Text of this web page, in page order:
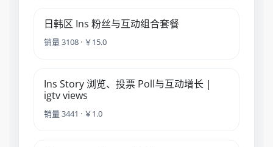
日韩区 Ins 粉丝与互动组合套餐
销量 3108 · ￥15.0
Ins Story 浏览、投票 Poll与互动增长 |
igtv views
销量 3441 · ￥1.0